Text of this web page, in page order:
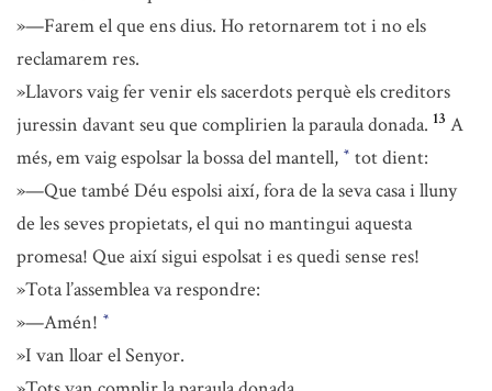
»—Farem el que ens dius. Ho retornarem tot i no els
reclamarem res.
»Llavors vaig fer venir els sacerdots perquè els creditors
juressin davant seu que complirien la paraula donada. 13 A
més, em vaig espolsar la bossa del mantell, * tot dient:
»—Que també Déu espolsi així, fora de la seva casa i lluny
de les seves propietats, el qui no mantingui aquesta
promesa! Que així sigui espolsat i es quedi sense res!
»Tota l’assemblea va respondre:
»—Amén! *
»I van lloar el Senyor.